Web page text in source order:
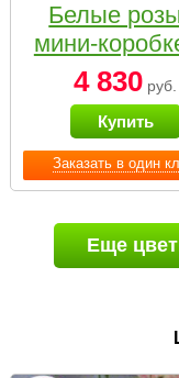
Заказать в один
Белые
мини-
Bella Fiori
4 830 руб.
Купить
Еще